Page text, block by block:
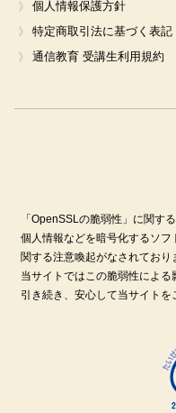
個人情報保護方針
特定商取引法に基づく表記
通信教育 受講生利用規約
「OpenSSLの脆弱性」に関す
個人情報などを暗号化するソ
関する注意喚起がなされており
当サイトではこの脆弱性による
引き続き、安心して当サイトを